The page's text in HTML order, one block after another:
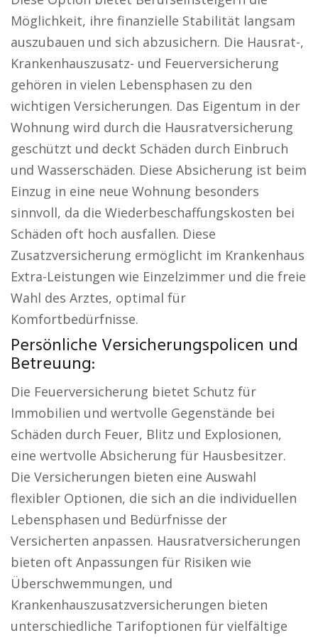
Möglichkeit, ihre finanzielle Stabilität langsam
auszubauen und sich abzusichern. Die Hausrat-,
Krankenhauszusatz- und Feuerversicherung
gehören in vielen Lebensphasen zu den
wichtigen Versicherungen. Das Eigentum in der
Wohnung wird durch die Hausratversicherung
geschützt und deckt Schäden durch Einbruch
und Wasserschäden. Diese Absicherung ist beim
Einzug in eine neue Wohnung besonders
sinnvoll, da die Wiederbeschaffungskosten bei
Schäden oft hoch ausfallen. Diese
Zusatzversicherung ermöglicht im Krankenhaus
Extra-Leistungen wie Einzelzimmer und die freie
Wahl des Arztes, optimal für
Komfortbedürfnisse.
Persönliche Versicherungspolicen und
Betreuung:
Die Feuerversicherung bietet Schutz für
Immobilien und wertvolle Gegenstände bei
Schäden durch Feuer, Blitz und Explosionen,
eine wertvolle Absicherung für Hausbesitzer.
Die Versicherungen bieten eine Auswahl
flexibler Optionen, die sich an die individuellen
Lebensphasen und Bedürfnisse der
Versicherten anpassen. Hausratversicherungen
bieten oft Anpassungen für Risiken wie
Überschwemmungen, und
Krankenhauszusatzversicherungen bieten
unterschiedliche Tarifoptionen für vielfältige